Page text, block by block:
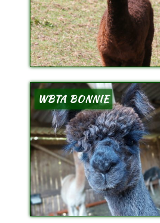
WBTA BONNIE